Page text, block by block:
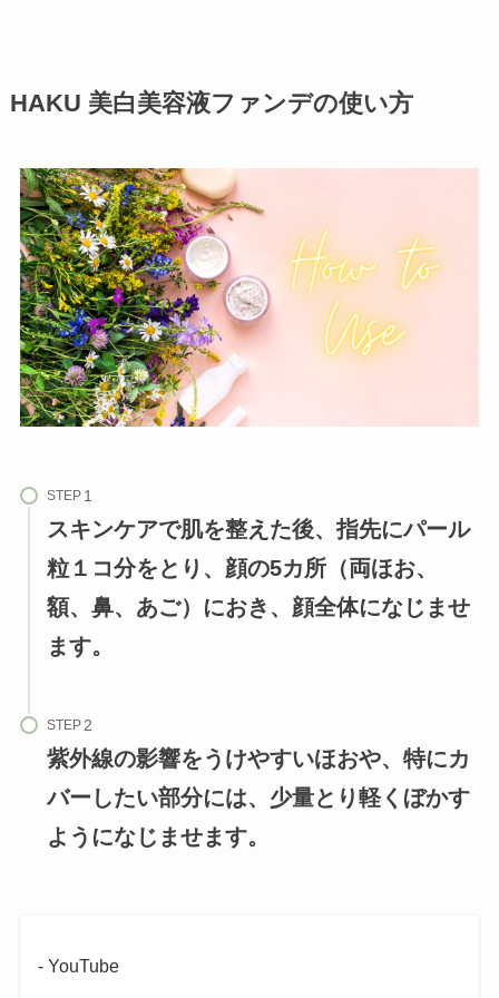
HAKU 美白美容液ファンデの使い方
STEP
スキンケアで肌を整えた後、指先にパール
粒１コ分をとり、顔の5カ所（両ほお、
額、鼻、あご）におき、顔全体になじませ
ます。
STEP
紫外線の影響をうけやすいほおや、特にカ
バーしたい部分には、少量とり軽くぼかす
ようになじませます。
- YouTube